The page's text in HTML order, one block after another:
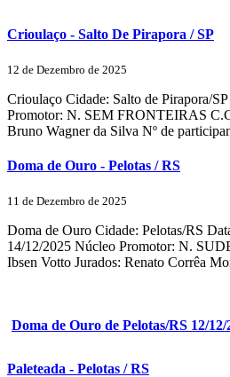
Crioulaço - Salto De Pirapora / SP
12 de Dezembro de 2025
Crioulaço Cidade: Salto de Pirapora/
Promotor: N. SEM FRONTEIRAS
Bruno Wagner da Silva Nº de
Doma de Ouro - Pelotas / RS
11 de Dezembro de 2025
Doma de Ouro Cidade: Pelotas/RS
14/12/2025 Núcleo Promotor: N.
Ibsen Votto Jurados: Renato Corrêa
Doma de Ouro de Pelotas/RS 12/12/
Paleteada - Pelotas / RS